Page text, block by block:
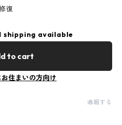
復
available
to cart
住まいの方向け
通報する